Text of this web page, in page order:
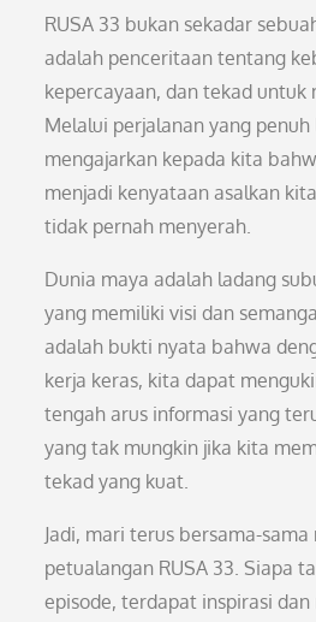
RUSA 33 bukan sekadar
adalah penceritaan tentang
kepercayaan, dan tekad untuk
Melalui perjalanan yang penuh
mengajarkan kepada kita
menjadi kenyataan asalkan
tidak pernah menyerah.
Dunia maya adalah ladang
yang memiliki visi dan
adalah bukti nyata bahwa
kerja keras, kita dapat
tengah arus informasi yang
yang tak mungkin jika kita
tekad yang kuat.
Jadi, mari terus bersama-
petualangan RUSA 33. Siapa
episode, terdapat inspirasi